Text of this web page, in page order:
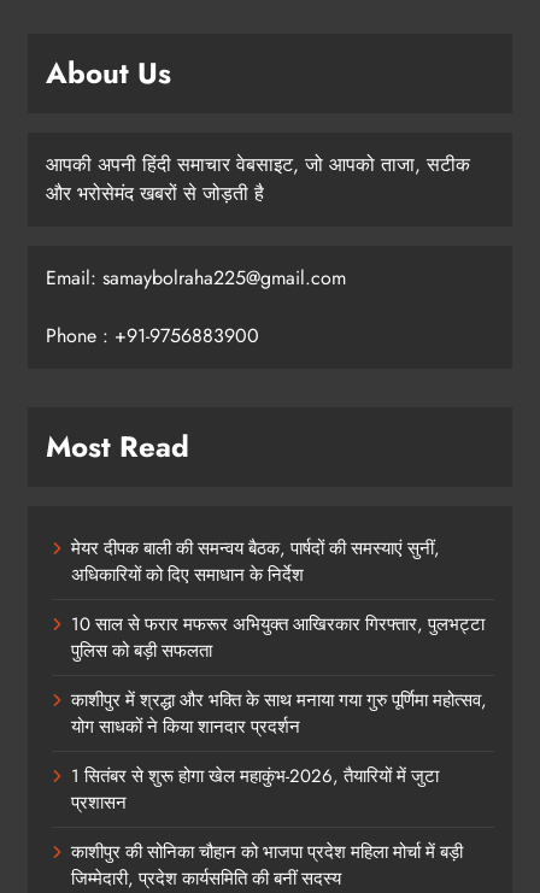
About Us
आपकी अपनी हिंदी समाचार वेबसाइट, जो आपको ताजा, सटीक
और भरोसेमंद खबरों से जोड़ती है
Email: samaybolraha225@gmail.com
Phone : +91-9756883900
Most Read
मेयर दीपक बाली की समन्वय बैठक, पार्षदों की समस्याएं सुनीं,
अधिकारियों को दिए समाधान के निर्देश
10 साल से फरार मफरूर अभियुक्त आखिरकार गिरफ्तार, पुलभट्टा
पुलिस को बड़ी सफलता
काशीपुर में श्रद्धा और भक्ति के साथ मनाया गया गुरु पूर्णिमा महोत्सव,
योग साधकों ने किया शानदार प्रदर्शन
1 सितंबर से शुरू होगा खेल महाकुंभ-2026, तैयारियों में जुटा
प्रशासन
काशीपुर की सोनिका चौहान को भाजपा प्रदेश महिला मोर्चा में बड़ी
जिम्मेदारी, प्रदेश कार्यसमिति की बनीं सदस्य